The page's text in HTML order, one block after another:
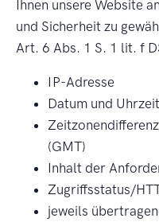
Ihnen unsere Website
und Sicherheit zu
Art. 6 Abs. 1 S. 1 lit. f
IP-Adresse
Datum und
(GMT)
Inhalt der
Zugriffsstatus/
jeweils